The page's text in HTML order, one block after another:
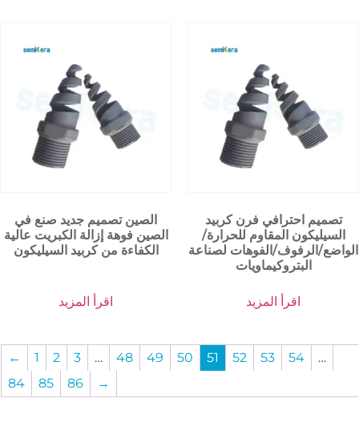
الصين تصميم جديد صنع في
الصين فوهة إزالة الكبريت عالية
الكفاءة من كربيد السيليكون
اقرأ المزيد
تصميم احترافي فرن كربيد
السيليكون المقاوم للحرارة/
الواضع/الرفوف/الفوهات لصناعة
البتروكيماويات
اقرأ المزيد
← 1 2 3 … 48 49 50 51 52 53 54
…
84
85 86 →